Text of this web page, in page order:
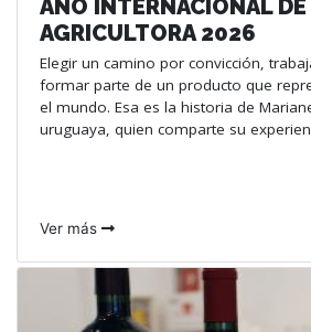
AÑO INTERNACIONAL
AGRICULTORA 2026
Elegir un camino por convicción,
formar parte de un producto que
el mundo. Esa es la historia de
uruguaya, quien comparte su
Ver más